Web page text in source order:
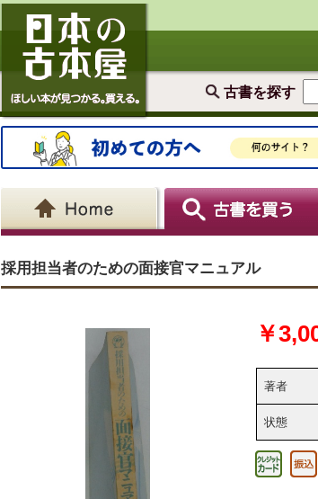
古書を探す
採用担当者のための面接官マニュアル
￥
著者
状態